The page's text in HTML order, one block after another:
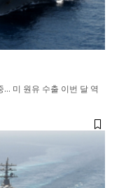
... 미 원유 수출 이번 달 역